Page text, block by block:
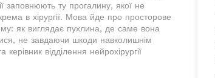
заповнюють ту прогалину, якої не
в хірургії. Мова йде про просторове
як виглядає пухлина, де саме вона
не завдаючи шкоди навколишнім
відділення нейрохірургії